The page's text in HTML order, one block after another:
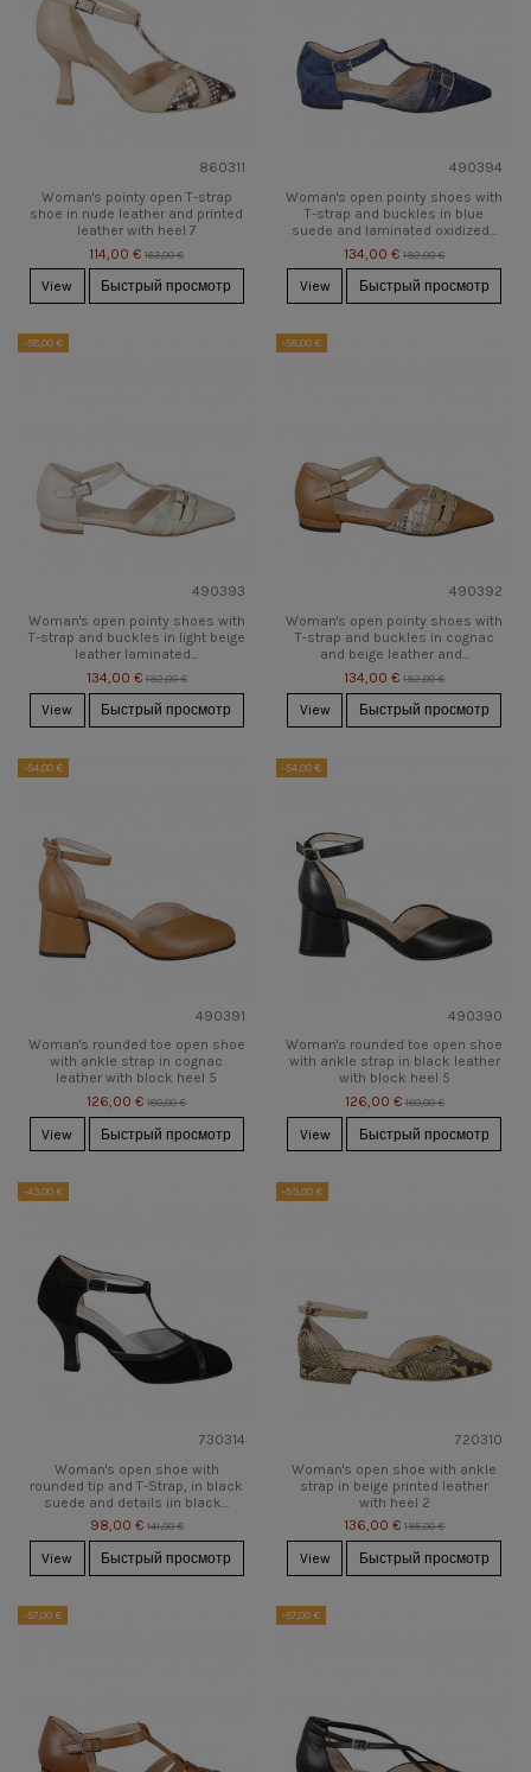
860311
Woman's pointy open T-strap
shoe in nude leather and printed
leather with heel 7
114,00 € 163,00 €
View Быстрый просмотр
490394
Woman's open pointy shoes with
T-strap and buckles in blue
suede and laminated oxidized...
134,00 € 192,00 €
View Быстрый просмотр
-58,00 €
490393
Woman's open pointy shoes with
T-strap and buckles in light beige
leather laminated...
134,00 € 192,00 €
View Быстрый просмотр
-58,00 €
490392
Woman's open pointy shoes with
T-strap and buckles in cognac
and beige leather and...
134,00 € 192,00 €
View Быстрый просмотр
-54,00 €
490391
Woman's rounded toe open shoe
with ankle strap in cognac
leather with block heel 5
126,00 € 180,00 €
View Быстрый просмотр
-54,00 €
490390
Woman's rounded toe open shoe
with ankle strap in black leather
with block heel 5
126,00 € 180,00 €
View Быстрый просмотр
-43,00 €
730314
Woman's open shoe with
rounded tip and T-Strap, in black
suede and details iin black...
98,00 € 141,00 €
View Быстрый просмотр
-59,00 €
720310
Woman's open shoe with ankle
strap in beige printed leather
with heel 2
136,00 € 195,00 €
View Быстрый просмотр
-57,00 € -57,00 €